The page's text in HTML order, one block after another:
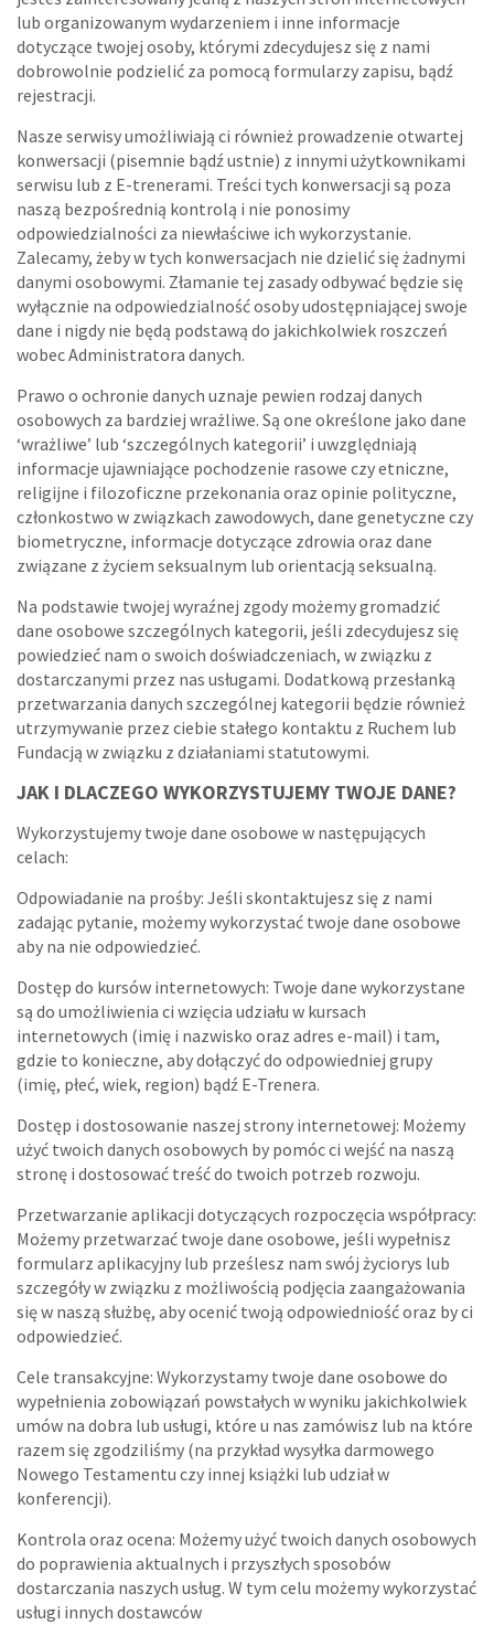
lub organizowanym wydarzeniem i inne informacje
dotyczące twojej osoby, którymi zdecydujesz się z nami
dobrowolnie podzielić za pomocą formularzy zapisu, bądź
rejestracji.
Nasze serwisy umożliwiają ci również prowadzenie otwartej
konwersacji (pisemnie bądź ustnie) z innymi użytkownikami
serwisu lub z E-trenerami. Treści tych konwersacji są poza
naszą bezpośrednią kontrolą i nie ponosimy
odpowiedzialności za niewłaściwe ich wykorzystanie.
Zalecamy, żeby w tych konwersacjach nie dzielić się żadnymi
danymi osobowymi. Złamanie tej zasady odbywać będzie się
wyłącznie na odpowiedzialność osoby udostępniającej swoje
dane i nigdy nie będą podstawą do jakichkolwiek roszczeń
wobec Administratora danych.
Prawo o ochronie danych uznaje pewien rodzaj danych
osobowych za bardziej wrażliwe. Są one określone jako dane
‘wrażliwe’ lub ‘szczególnych kategorii’ i uwzględniają
informacje ujawniające pochodzenie rasowe czy etniczne,
religijne i filozoficzne przekonania oraz opinie polityczne,
członkostwo w związkach zawodowych, dane genetyczne czy
biometryczne, informacje dotyczące zdrowia oraz dane
związane z życiem seksualnym lub orientacją seksualną.
Na podstawie twojej wyraźnej zgody możemy gromadzić
dane osobowe szczególnych kategorii, jeśli zdecydujesz się
powiedzieć nam o swoich doświadczeniach, w związku z
dostarczanymi przez nas usługami. Dodatkową przesłanką
przetwarzania danych szczególnej kategorii będzie również
utrzymywanie przez ciebie stałego kontaktu z Ruchem lub
Fundacją w związku z działaniami statutowymi.
JAK I DLACZEGO WYKORZYSTUJEMY TWOJE DANE?
Wykorzystujemy twoje dane osobowe w następujących
celach:
Odpowiadanie na prośby: Jeśli skontaktujesz się z nami
zadając pytanie, możemy wykorzystać twoje dane osobowe
aby na nie odpowiedzieć.
Dostęp do kursów internetowych: Twoje dane wykorzystane
są do umożliwienia ci wzięcia udziału w kursach
internetowych (imię i nazwisko oraz adres e-mail) i tam,
gdzie to konieczne, aby dołączyć do odpowiedniej grupy
(imię, płeć, wiek, region) bądź E-Trenera.
Dostęp i dostosowanie naszej strony internetowej: Możemy
użyć twoich danych osobowych by pomóc ci wejść na naszą
stronę i dostosować treść do twoich potrzeb rozwoju.
Przetwarzanie aplikacji dotyczących rozpoczęcia współpracy:
Możemy przetwarzać twoje dane osobowe, jeśli wypełnisz
formularz aplikacyjny lub prześlesz nam swój życiorys lub
szczegóły w związku z możliwością podjęcia zaangażowania
się w naszą służbę, aby ocenić twoją odpowiedniość oraz by ci
odpowiedzieć.
Cele transakcyjne: Wykorzystamy twoje dane osobowe do
wypełnienia zobowiązań powstałych w wyniku jakichkolwiek
umów na dobra lub usługi, które u nas zamówisz lub na które
razem się zgodziliśmy (na przykład wysyłka darmowego
Nowego Testamentu czy innej książki lub udział w
konferencji).
Kontrola oraz ocena: Możemy użyć twoich danych osobowych
do poprawienia aktualnych i przyszłych sposobów
dostarczania naszych usług. W tym celu możemy wykorzystać
usługi innych dostawców